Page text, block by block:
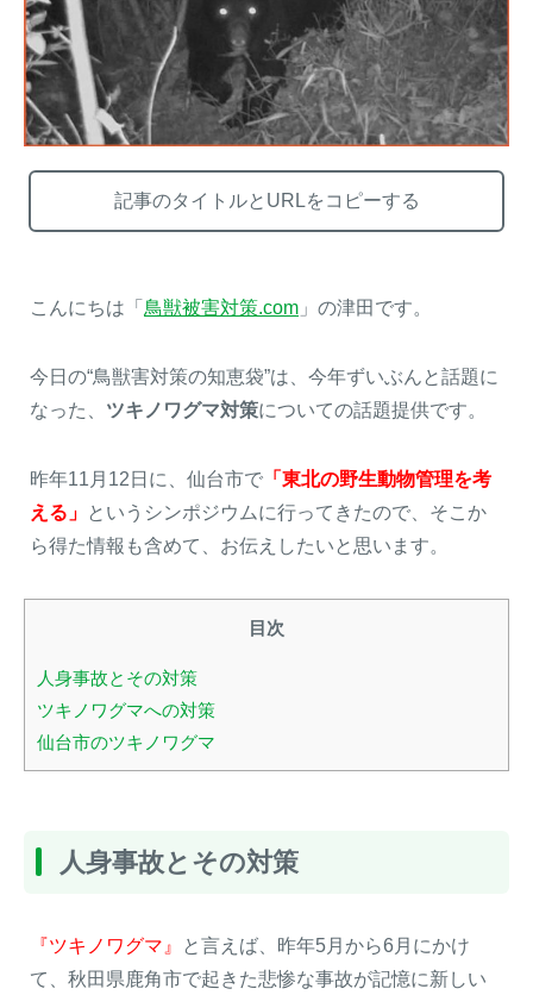
に
に」【2024年版】
メルマガ登録 お役立ち資料
記事のタイトルとURLをコピーする
こんにちは「 鳥獣被害対策.com 」の津田です。
今日の“鳥獣害対策の知恵袋”は、今年ずいぶんと話題に
なった、 ツキノワグマ対策についての話題提供です。
昨年11月12日に、仙台市で 「東北の野生動物管理を考
える」
というシンポジウムに行ってきたので、そこか
ら得た情報も含めて、お伝えしたいと思います。
目次
人身事故とその対策
ツキノワグマへの対策
仙台市のツキノワグマ
人身事故とその対策
『ツキノワグマ』
と言えば、昨年5月から6月にかけ
て、秋田県鹿角市で起きた悲惨な事故が記憶に新しい